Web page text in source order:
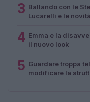
3 Ballando con le
Lucarelli e le
4 Emma e la
il nuovo look
5 Guardare troppa
modificare la